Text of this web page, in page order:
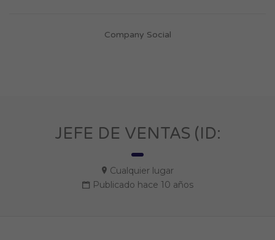
Company Social
JEFE DE VENTAS (ID:
Cualquier lugar
Publicado hace 10 años